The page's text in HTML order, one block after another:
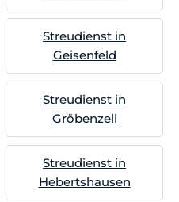
Streudienst in
Geisenfeld
Streudienst in
Gröbenzell
Streudienst in
Hebertshausen